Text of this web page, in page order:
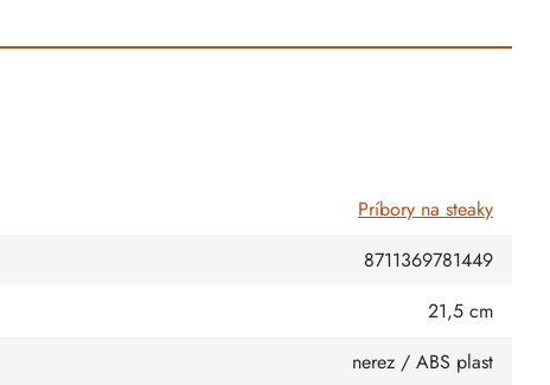
Príbory na steaky
8711369781449
21,5 cm
nerez / ABS plast